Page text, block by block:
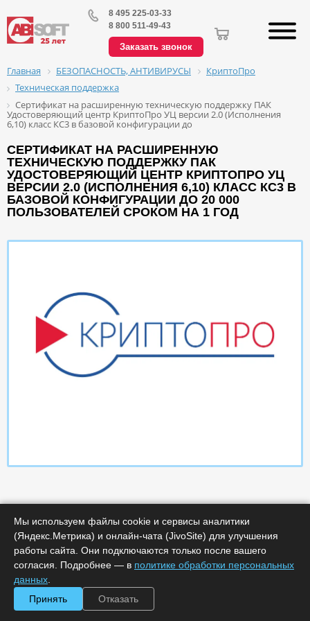
8 495 225-03-33
8 800 511-49-43
Заказать звонок
Главная БЕЗОПАСНОСТЬ, АНТИВИРУСЫ
КриптоПро
Техническая поддержка
Сертификат на расширенную техническую поддержку ПАК
Удостоверяющий центр КриптоПро УЦ версии 2.0 (Исполнения
6,10) класс КС3 в базовой конфигурации до
СЕРТИФИКАТ НА РАСШИРЕННУЮ
ТЕХНИЧЕСКУЮ ПОДДЕРЖКУ ПАК
УДОСТОВЕРЯЮЩИЙ ЦЕНТР КРИПТОПРО УЦ
ВЕРСИИ 2.0 (ИСПОЛНЕНИЯ 6,10) КЛАСС КС3 В
БАЗОВОЙ КОНФИГУРАЦИИ ДО 20 000
ПОЛЬЗОВАТЕЛЕЙ СРОКОМ НА 1 ГОД
Характеристики
Минимальное количество лицензий :
0000-366377
Мы используем файлы cookie и сервисы аналитики
(Яндекс.Метрика) и онлайн-чата (JivoSite) для улучшения
работы сайта. Они подключаются только после вашего
согласия. Подробнее — в политике обработки персональных
данных
Принять
Отказать